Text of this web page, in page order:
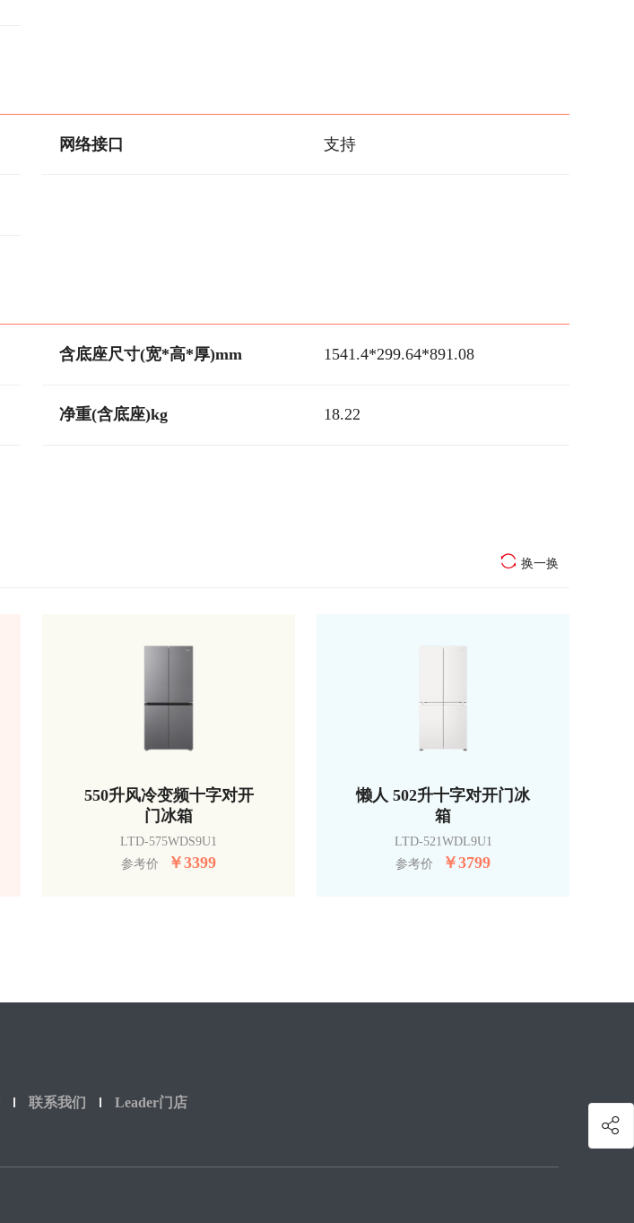
网络接口 支持
含底座尺寸(宽*高*厚)mm 1541.4*299.64*891.08
净重(含底座)kg 18.22
换一换
550升风冷变频十字对开
门冰箱
LTD-575WDS9U1
参考价
￥3399
懒人 502升十字对开门冰
箱
LTD-521WDL9U1
参考价
￥3799
联系我们 Leader门店